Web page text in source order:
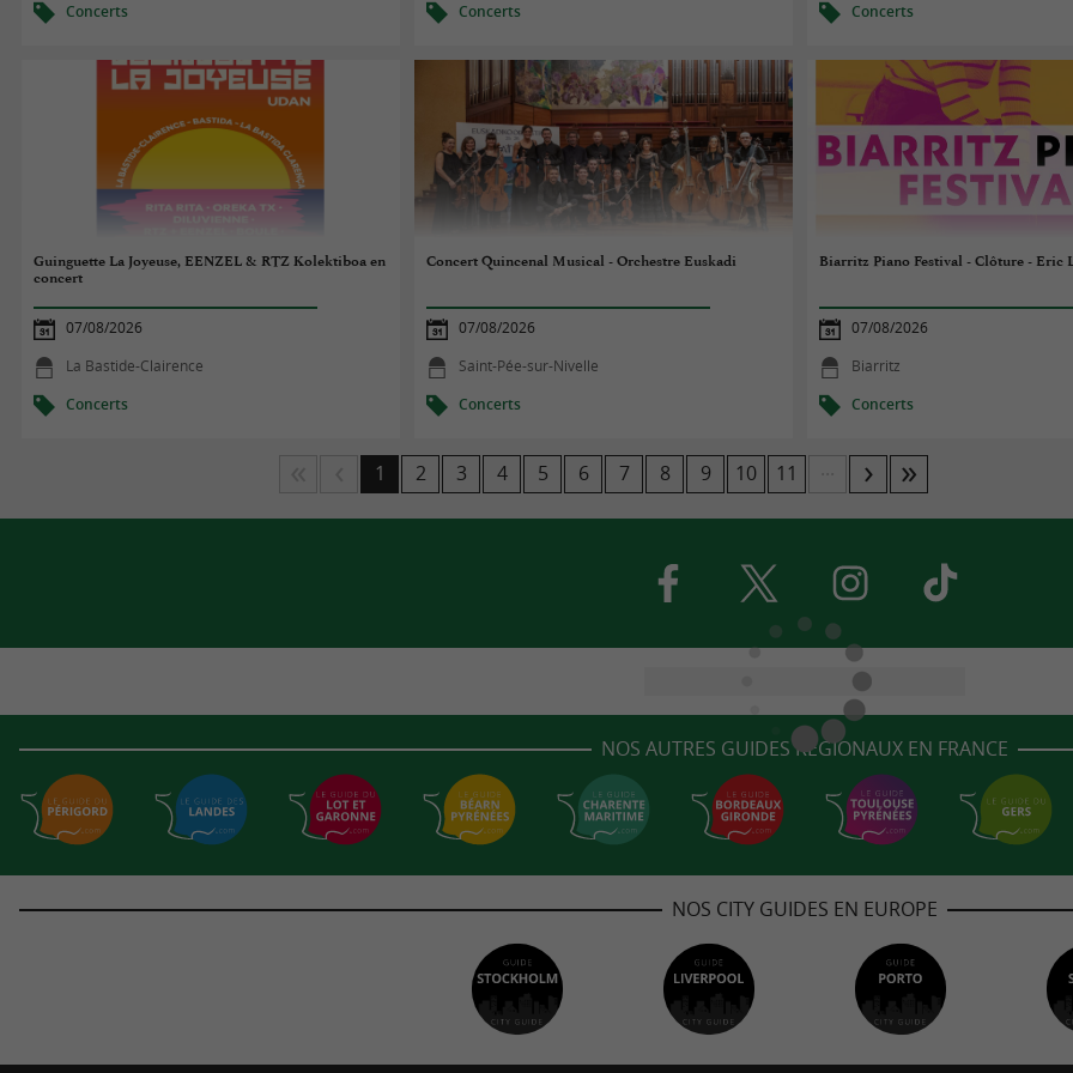
Concerts Concerts Concerts
Guinguette La Joyeuse, EENZEL & RTZ Kolektiboa en
concert
07/08/2026
La Bastide-Clairence
Concerts
Concert Quincenal Musical - Orchestre Euskadi
07/08/2026
Saint-Pée-sur-Nivelle
Concerts
Biarritz Piano Festival - Clôture - Eric
07/08/2026
Biarritz
Concerts
1 2 3 4 5 6 7 8 9 10 11
NOS AUTRES GUIDES RÉGIONAUX EN FRANCE
NOS CITY GUIDES EN EUROPE